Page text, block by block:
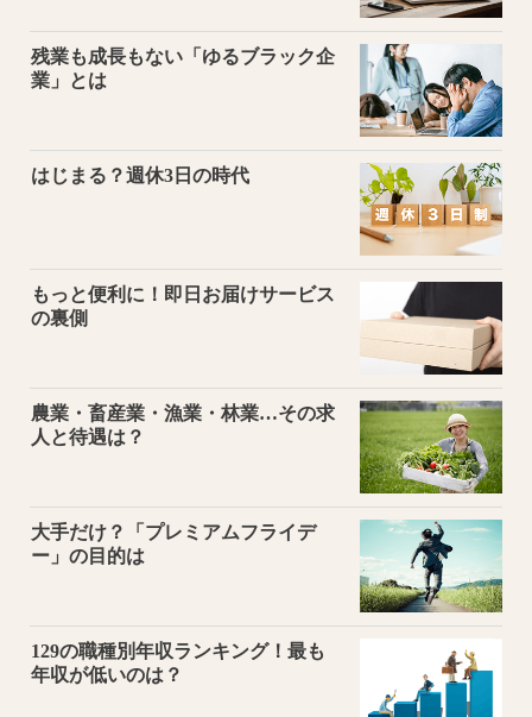
残業も成長もない「ゆるブラック企
業」とは
はじまる？週休3日の時代
もっと便利に！即日お届けサービス
の裏側
農業・畜産業・漁業・林業…その求
人と待遇は？
大手だけ？「プレミアムフライデ
ー」の目的は
129の職種別年収ランキング！最も
年収が低いのは？